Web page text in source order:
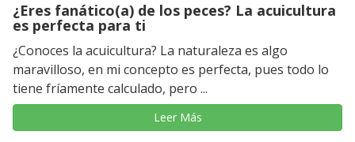
¿Eres fanático(a) de los peces? La acuicultura
es perfecta para ti
¿Conoces la acuicultura? La naturaleza es algo
maravilloso, en mi concepto es perfecta, pues todo lo
tiene fríamente calculado, pero ...
Leer Más